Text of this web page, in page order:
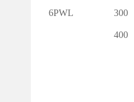
6PWL 300
400